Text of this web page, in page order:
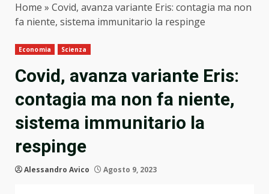
Home » Covid, avanza variante Eris: contagia ma non
fa niente, sistema immunitario la respinge
Economia Scienza
Covid, avanza variante Eris:
contagia ma non fa niente,
sistema immunitario la
respinge
Alessandro Avico Agosto 9, 2023